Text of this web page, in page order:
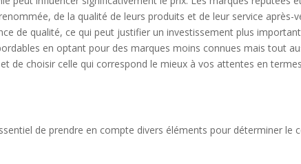
de la qualité de leurs produits et de leur service après-
de qualité, ce qui peut justifier un investissement plus
en optant pour des marques moins connues mais tout
de choisir celle qui correspond le mieux à vos attentes en
de prendre en compte divers éléments pour déterminer le